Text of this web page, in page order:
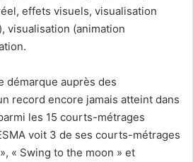
effets visuels, visualisation
visualisation (animation
démarque auprès des
record encore jamais atteint dans
les 15 courts-métrages
voit 3 de ses courts-métrages
« Swing to the moon » et